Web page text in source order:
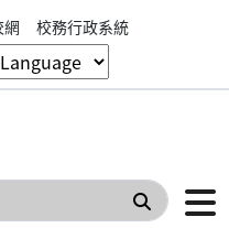
網
校務行政系統
搜尋